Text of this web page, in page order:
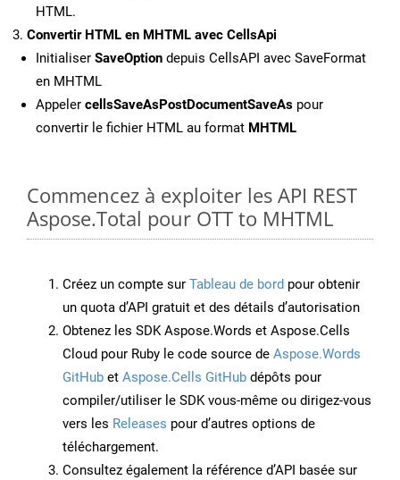
HTML.
Convertir HTML en MHTML avec CellsApi
Initialiser SaveOption depuis CellsAPI avec SaveFormat
en MHTML
Appeler cellsSaveAsPostDocumentSaveAs pour
convertir le fichier HTML au format MHTML
Commencez à exploiter les API REST
Aspose.Total pour OTT to MHTML
Créez un compte sur Tableau de bord pour obtenir
un quota d’API gratuit et des détails d’autorisation
Obtenez les SDK Aspose.Words et Aspose.Cells
Cloud pour Ruby le code source de Aspose.Words
GitHub et Aspose.Cells GitHub dépôts pour
compiler/utiliser le SDK vous-même ou dirigez-vous
vers les Releases pour d’autres options de
téléchargement.
Consultez également la référence d’API basée sur